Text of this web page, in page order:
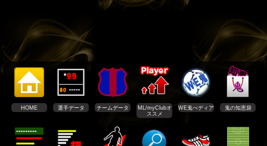
HOME 選手データ チームデータ
ML/myClubオ
ススメ
WE鬼ぺディア 鬼の知恵袋